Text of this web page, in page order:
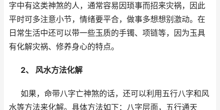
字中有这类神煞的人，通常容易因琐事而招来灾祸，因此
平时可多注意小节，情绪要平合，做事多想想别激动。在
日常生活中还可以带一些玉质的手镯、项链等，因为玉具
有化解灾祸、修养身心的特点。
2、 风水方法化解
如果，命带八字亡神煞的话，还可以利用五行八字和风
水等方法来化解。具体方法如下：八字层面，五行通天